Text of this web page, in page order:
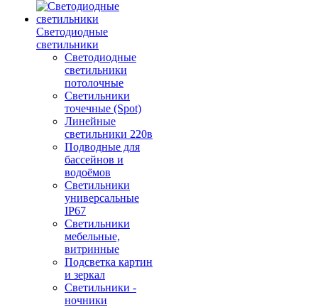
Светодиодные
светильники
Светодиодные
светильники
потолочные
Светильники
точечные (Spot)
Линейные
светильники 220в
Подводные для
бассейнов и
водоёмов
Светильники
универсальные
IP67
Светильники
мебельные,
витринные
Подсветка картин
и зеркал
Светильники -
ночники